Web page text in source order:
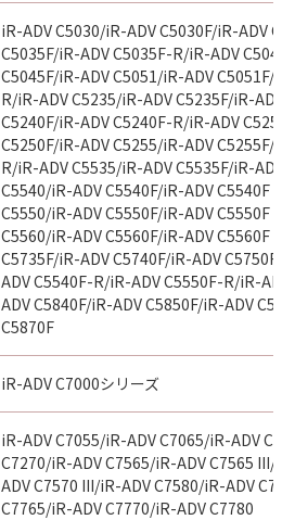
iR-ADV C5030/iR-ADV C5030F/iR-ADV
C5035F/iR-ADV C5035F-R/iR-ADV
C5045F/iR-ADV C5051/iR-ADV C5051F/
R/iR-ADV C5235/iR-ADV C5235F/iR-ADV
C5240F/iR-ADV C5240F-R/iR-ADV
C5250F/iR-ADV C5255/iR-ADV C5255F/
R/iR-ADV C5535/iR-ADV C5535F/iR-ADV
C5540/iR-ADV C5540F/iR-ADV C5540F
C5550/iR-ADV C5550F/iR-ADV C5550F
C5560/iR-ADV C5560F/iR-ADV C5560F
C5735F/iR-ADV C5740F/iR-ADV C5750F/
ADV C5540F-R/iR-ADV C5550F-R/iR-
ADV C5840F/iR-ADV C5850F/iR-ADV
C5870F
iR-ADV C7000シリーズ
iR-ADV C7055/iR-ADV C7065/iR-ADV
C7270/iR-ADV C7565/iR-ADV C7565 III/
ADV C7570 III/iR-ADV C7580/iR-ADV
C7765/iR-ADV C7770/iR-ADV C7780